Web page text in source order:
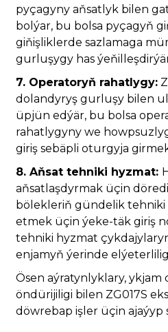
pyçagyny aňsatlyk bilen
bolýar, bu bolsa pyçagyň
giňişliklerde sazlamaga
gurluşygy has
7. Operatoryň rahatlygy:
dolandyryş gurluşy bilen
üpjün edýär, bu bolsa
rahatlygyny we
giriş sebäpli oturgyja
8. Aňsat tehniki hyzmat:
aňsatlaşdyrmak üçin
bölekleriň gündelik
etmek üçin ýeke-täk giriş
tehniki hyzmat
enjamyň ýerinde
Ösen aýratynlyklary, ykjam
öndürijiligi bilen ZG017S
döwrebap işler üçin ajaýyp